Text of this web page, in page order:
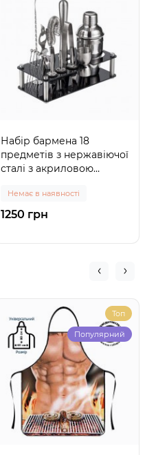
Набір бармена 18
предметів з нержавіючої
сталі з акриловою
Немає в наявності
1250 грн
Топ
Популярний